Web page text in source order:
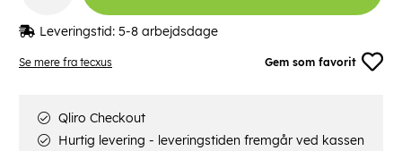
Se mere fra tecxus Gem som favorit
Leveringstid: 5-8 arbejdsdage
Qliro Checkout
Hurtig levering - leveringstiden fremgår ved kassen